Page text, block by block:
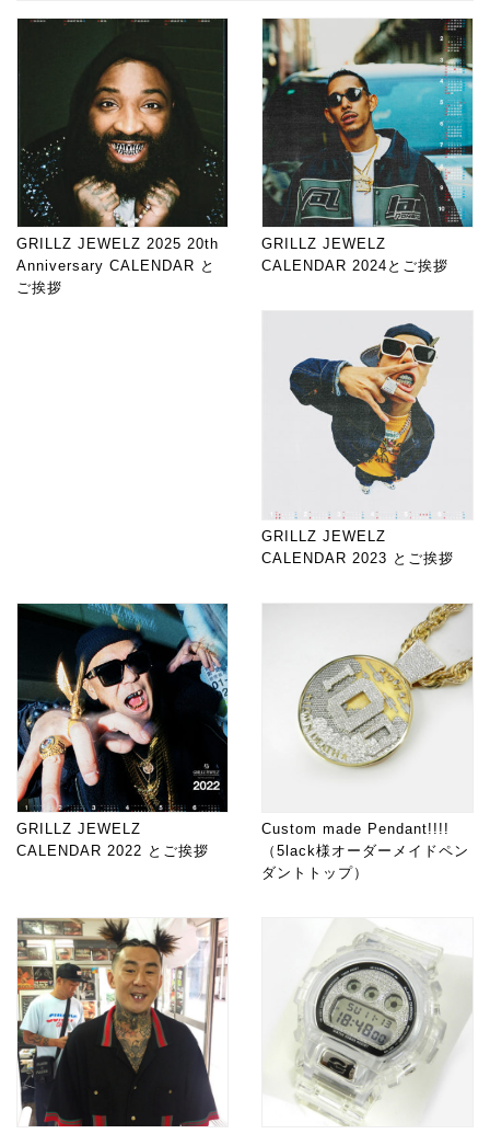
GRILLZ JEWELZ 2025 20th
Anniversary CALENDAR と
ご挨拶
GRILLZ JEWELZ
CALENDAR 2024とご挨拶
GRILLZ JEWELZ
CALENDAR 2023 とご挨拶
GRILLZ JEWELZ
CALENDAR 2022 とご挨拶
Custom made Pendant!!!!
（5lack様オーダーメイドペン
ダントトップ）